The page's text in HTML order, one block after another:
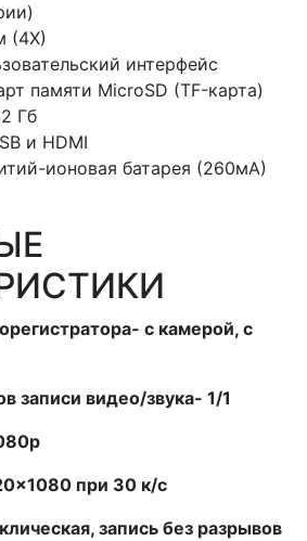
(4Х)
интерфейс
памяти MicroSD (TF-карта)
Гб
и HDMI
ионовая батарея (260мА)
с камерой, с
записи видео/звука- 1/1
при 30 к/с
запись без разрывов